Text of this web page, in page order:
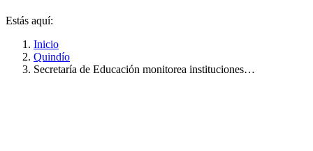
Estás aquí:
Inicio
Quindío
Secretaría de Educación monitorea instituciones…